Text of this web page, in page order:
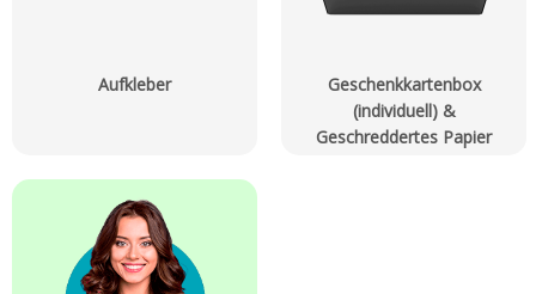
Aufkleber
Geschenkkartenbox
(individuell) &
Geschreddertes Papier